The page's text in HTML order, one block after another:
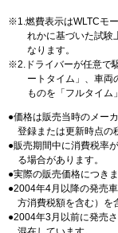
1.燃費表示はWLTCモ
れかに基づいた試験
なります。
2.ドライバーが任意で
ートタイム」、車両
ものを「フルタイム
価格は販売当時のメー
登録または更新時点の
販売期間中に消費税率
る場合があります。
実際の販売価格につき
2004年4月以降の発売
方消費税額を含む）を
2004年3月以前に発売